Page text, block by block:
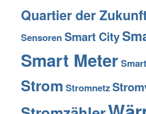
Quartier der
SensorenSmart City
Smart Meter
Strom Stromnetz